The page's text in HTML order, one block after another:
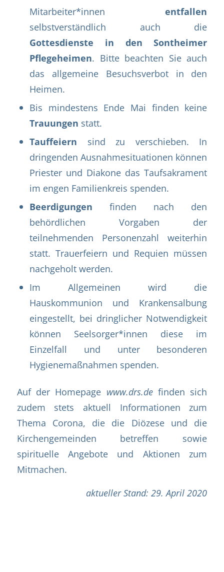
Mitarbeiter*innenentfallen
selbstverständlich auch die
Gottesdienste in den Sontheimer
Pflegeheimen. Bitte beachten Sie auch
das allgemeine Besuchsverbot in den
Heimen.
Bis mindestens Ende Mai finden keine
Trauungen statt.
Tauffeiern sind zu verschieben. In
dringenden Ausnahmesituationen können
Priester und Diakone das Taufsakrament
im engen Familienkreis spenden.
Beerdigungen finden nach den
behördlichen Vorgaben der
teilnehmenden Personenzahl weiterhin
statt. Trauerfeiern und Requien müssen
nachgeholt werden.
Im Allgemeinen wird die
Hauskommunion und Krankensalbung
eingestellt, bei dringlicher Notwendigkeit
können Seelsorger*innen diese im
Einzelfall und unter besonderen
Hygienemaßnahmen spenden.
Auf der Homepage www.drs.definden sich
zudem stets aktuell Informationen zum
Thema Corona, die die Diözese und die
Kirchengemeinden betreffen sowie
spirituelle Angebote und Aktionen zum
Mitmachen.
aktueller Stand: 29. April 2020